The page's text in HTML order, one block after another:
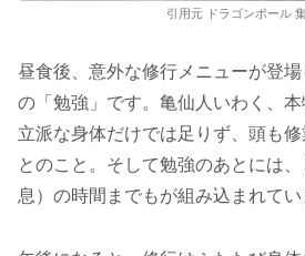
引用元 ドラゴンボール
昼食後、意外な修行メニューが登
の「勉強」です。亀仙人いわく、
立派な身体だけでは足りず、頭も
とのこと。そして勉強のあとには
息）の時間までもが組み込まれてい